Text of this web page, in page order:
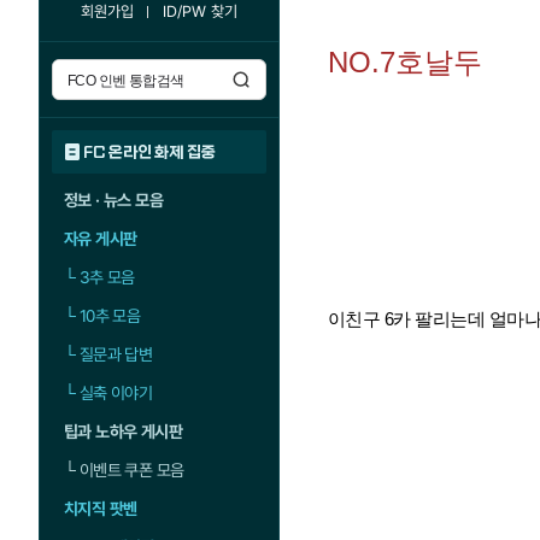
회원가입 ID/PW 찾기
FC 온라인 화제 집중
정보 · 뉴스 모음
자유 게시판
└3추 모음
└10추 모음
└질문과 답변
└실축 이야기
팁과 노하우 게시판
└이벤트 쿠폰 모음
치지직 팟벤
NO.7호날두
이친구 6카 팔리는데 얼마